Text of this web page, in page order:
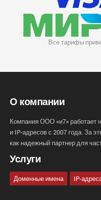
Все тарифы
О компании
Компания ООО «и7» работает
и IP-адресов с 2007 года. За
как надежный партнер для
Услуги
Доменные имена IP-